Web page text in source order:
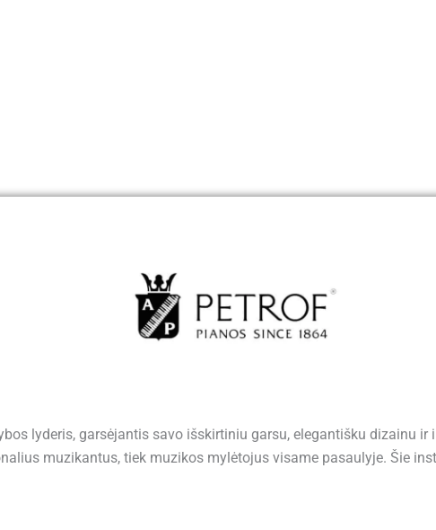
lyderis, garsėjantis savo išskirtiniu garsu, elegantišku dizainu
muzikantus, tiek muzikos mylėtojus visame pasaulyje. Šie